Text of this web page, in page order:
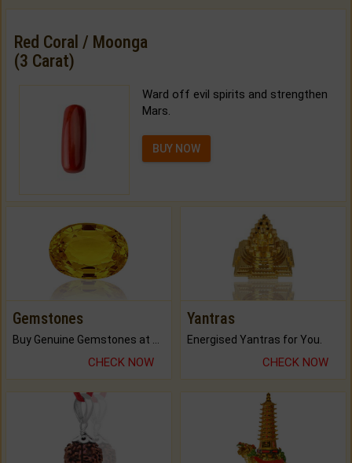
Red Coral / Moonga
(3 Carat)
Ward off evil spirits and strengthen
Mars.
BUY NOW
Gemstones
CHECK NOW
Yantras
Energised Yantras for You.
CHECK NOW